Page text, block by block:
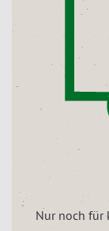
Nur noch für